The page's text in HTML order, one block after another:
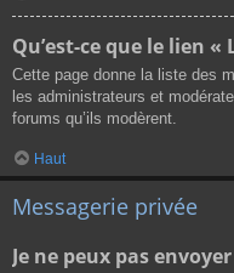
Qu’est-ce que le lien «
Cette page donne la liste des
les administrateurs et
forums qu’ils modèrent.
Haut
Messagerie privée
Je ne peux pas